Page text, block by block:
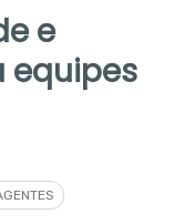
e
equipes